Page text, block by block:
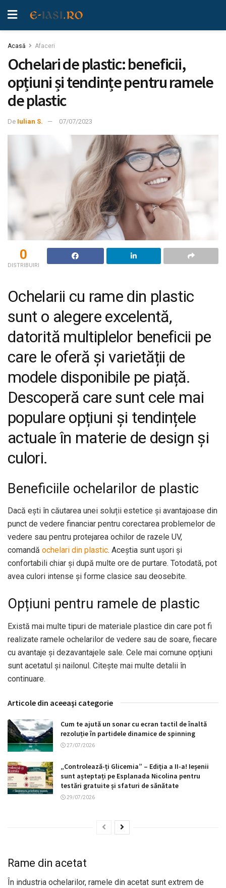
Acasă Afaceri
Ochelari de plastic: beneficii,
opțiuni și tendințe pentru ramele
de plastic
De Iulian S. 07/07/2023
0
DISTRIBUIRI
Ochelarii cu rame din plastic
sunt o alegere excelentă,
datorită multiplelor beneficii pe
care le oferă și varietății de
modele disponibile pe piață.
Descoperă care sunt cele mai
populare opțiuni și tendințele
actuale în materie de design și
culori.
Beneficiile ochelarilor de plastic
Dacă ești în căutarea unei soluții estetice și avantajoase din
punct de vedere financiar pentru corectarea problemelor de
vedere sau pentru protejarea ochilor de razele UV,
comandă ochelari din plastic. Aceștia sunt ușori și
confortabili chiar și după multe ore de purtare. Totodată, pot
avea culori intense și forme clasice sau deosebite.
Opțiuni pentru ramele de plastic
Există mai multe tipuri de materiale plastice din care pot fi
realizate ramele ochelarilor de vedere sau de soare, fiecare
cu avantaje și dezavantajele sale. Cele mai comune opțiuni
sunt acetatul și nailonul. Citește mai multe detalii în
continuare.
Articole din aceeaşi categorie
Cum te ajută un sonar cu ecran tactil de înaltă
rezoluție în partidele dinamice de spinning
27/07/2026
„Controlează-ți Glicemia” – Ediția a II-a! Ieșenii
sunt așteptați pe Esplanada Nicolina pentru
testări gratuite și sfaturi de sănătate
29/07/2026
Rame din acetat
În industria ochelarilor, ramele din acetat sunt extrem de